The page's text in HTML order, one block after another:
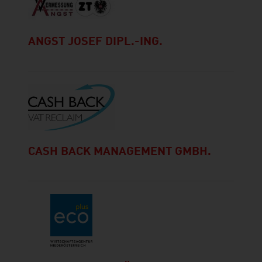
ANGST JOSEF DIPL.-ING.
CASH BACK MANAGEMENT GMBH.